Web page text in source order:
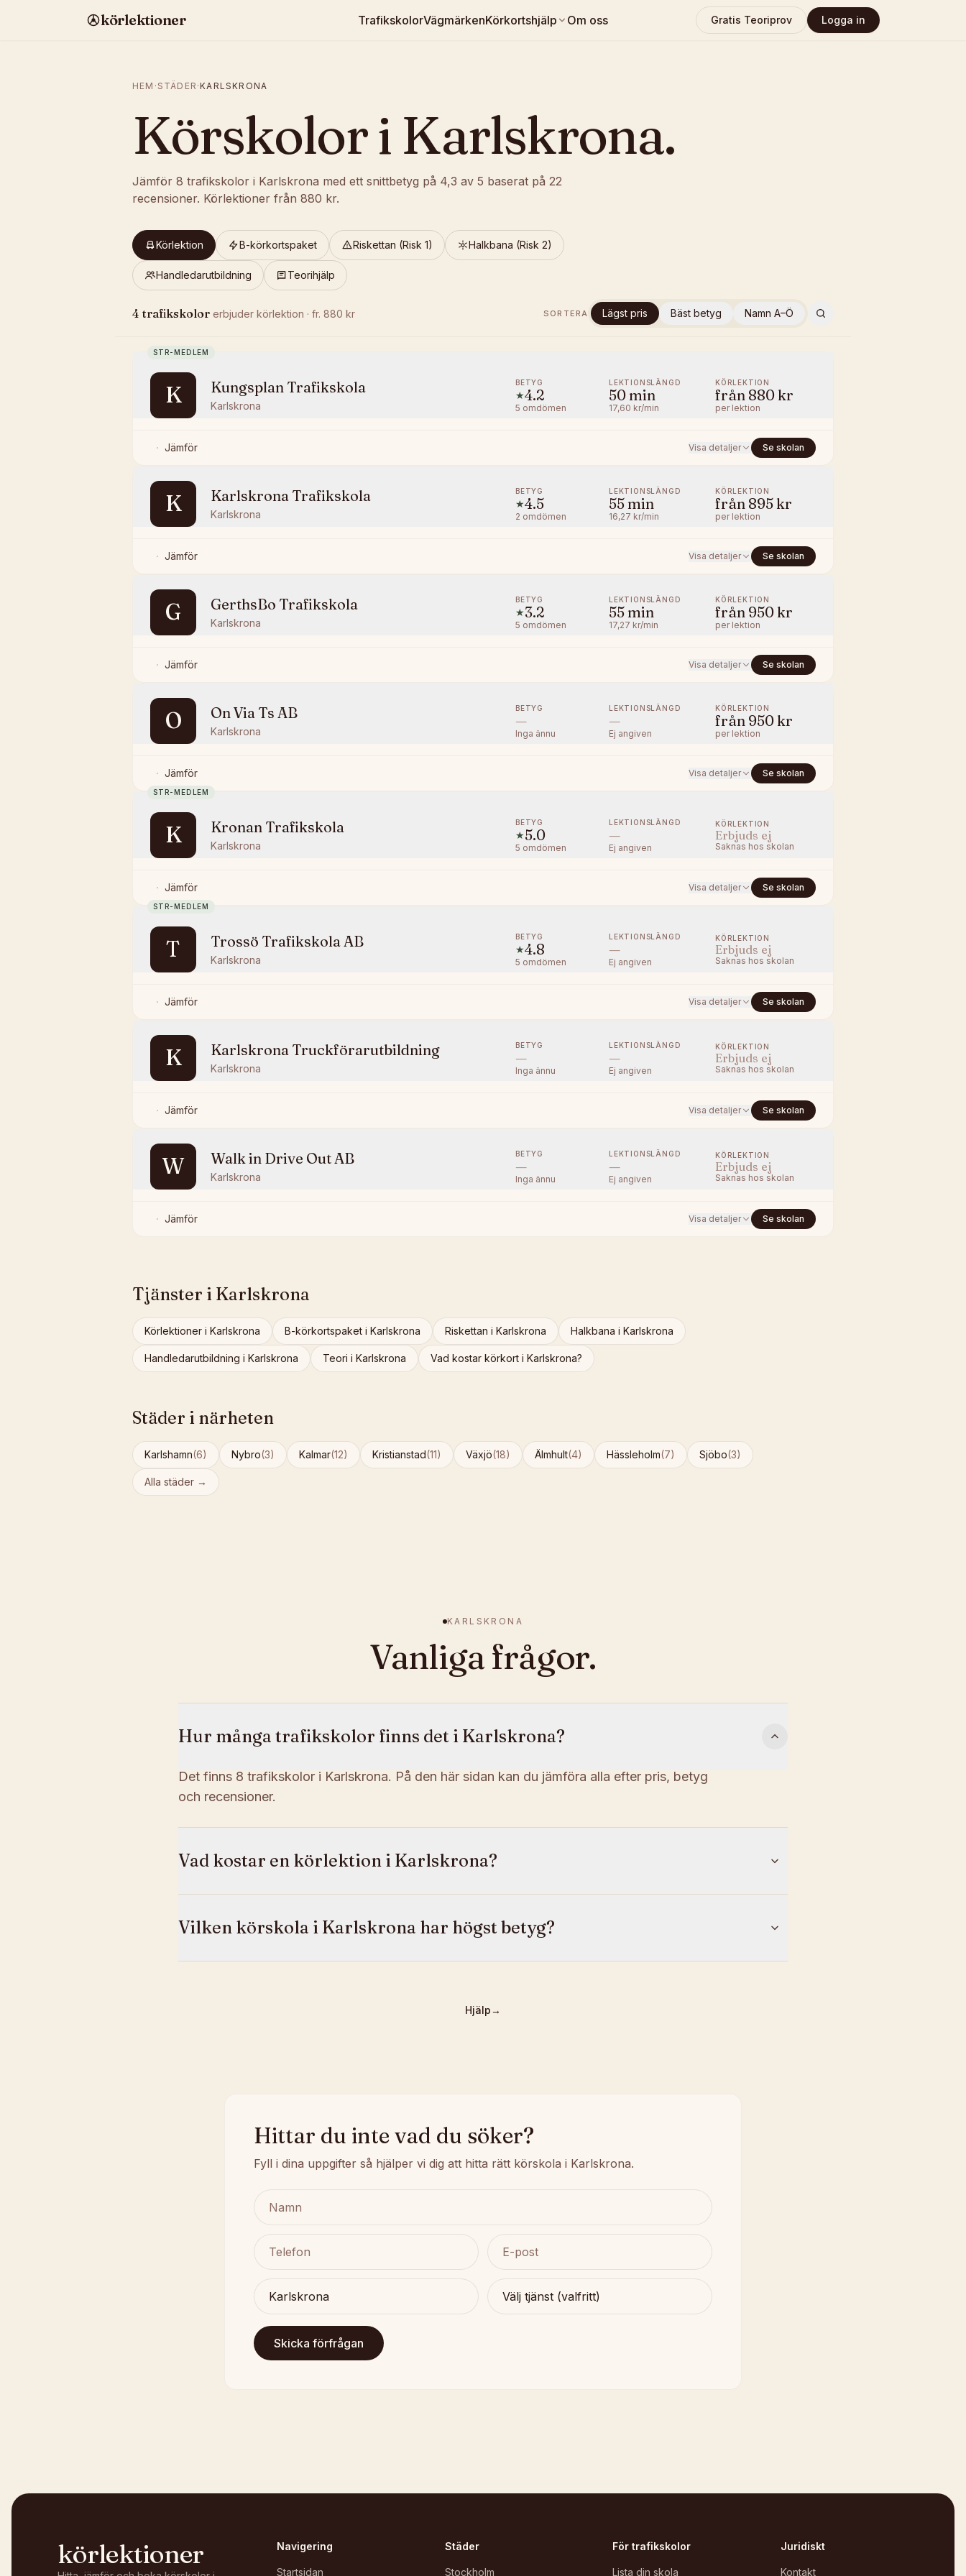
körlektioner TrafikskolorVägmärkenKörkortshjälp Om oss Gratis Teoriprov Logga in
HEM · STÄDER ·KARLSKRONA
Körskolor i Karlskrona.
Jämför 8 trafikskolor i Karlskrona med ett snittbetyg på 4,3 av 5 baserat på 22
recensioner. Körlektioner från 880 kr.
Körlektion B-körkortspaket Riskettan (Risk 1) Halkbana (Risk 2)
Handledarutbildning Teorihjälp
4 trafikskolor erbjuder körlektion · fr. 880 kr SORTERA Lägst pris Bäst betyg Namn A–Ö
STR-MEDLEM
K Kungsplan Trafikskola
Karlskrona
BETYG
★4.2
5 omdömen
LEKTIONSLÄNGD
50min
17,60 kr/min
KÖRLEKTION
från 880 kr
per lektion
Jämför Visa detaljer Se skolan
K Karlskrona Trafikskola
Karlskrona
BETYG
★4.5
2 omdömen
LEKTIONSLÄNGD
55min
16,27 kr/min
KÖRLEKTION
från 895 kr
per lektion
Jämför Visa detaljer Se skolan
G GerthsBo Trafikskola
Karlskrona
BETYG
★3.2
5 omdömen
LEKTIONSLÄNGD
55min
17,27 kr/min
KÖRLEKTION
från 950 kr
per lektion
Jämför Visa detaljer Se skolan
O On Via Ts AB
Karlskrona
BETYG
—
Inga ännu
LEKTIONSLÄNGD
—
Ej angiven
KÖRLEKTION
från 950 kr
per lektion
Jämför Visa detaljer Se skolan
STR-MEDLEM
K Kronan Trafikskola
Karlskrona
BETYG
★5.0
5 omdömen
LEKTIONSLÄNGD
—
Ej angiven
KÖRLEKTION
Erbjuds ej
Saknas hos skolan
Jämför Visa detaljer Se skolan
STR-MEDLEM
T Trossö Trafikskola AB
Karlskrona
BETYG
★4.8
5 omdömen
LEKTIONSLÄNGD
—
Ej angiven
KÖRLEKTION
Erbjuds ej
Saknas hos skolan
Jämför Visa detaljer Se skolan
K Karlskrona Truckförarutbildning
Karlskrona
BETYG
—
Inga ännu
LEKTIONSLÄNGD
—
Ej angiven
KÖRLEKTION
Erbjuds ej
Saknas hos skolan
Jämför Visa detaljer Se skolan
W Walk in Drive Out AB
Karlskrona
BETYG
—
Inga ännu
LEKTIONSLÄNGD
—
Ej angiven
KÖRLEKTION
Erbjuds ej
Saknas hos skolan
Jämför Visa detaljer Se skolan
Tjänster i Karlskrona
Körlektioner i Karlskrona B-körkortspaket i Karlskrona Riskettan i Karlskrona Halkbana i Karlskrona
Handledarutbildning i Karlskrona Teori i Karlskrona Vad kostar körkort i Karlskrona?
Städer i närheten
Karlshamn(6) Nybro(3) Kalmar(12) Kristianstad(11) Växjö(18) Älmhult(4) Hässleholm(7) Sjöbo(3)
Alla städer →
KARLSKRONA
Vanliga frågor.
Hur många trafikskolor finns det i Karlskrona?
Det finns 8 trafikskolor i Karlskrona. På den här sidan kan du jämföra alla efter pris, betyg
och recensioner.
Vad kostar en körlektion i Karlskrona?
Vilken körskola i Karlskrona har högst betyg?
Hjälp→
Hittar du inte vad du söker?
Fyll i dina uppgifter så hjälper vi dig att hitta rätt körskola i Karlskrona.
Skicka förfrågan
körlektioner Navigering
Startsidan
Städer
Stockholm
För trafikskolor
Lista din skola
Juridiskt
Kontakt